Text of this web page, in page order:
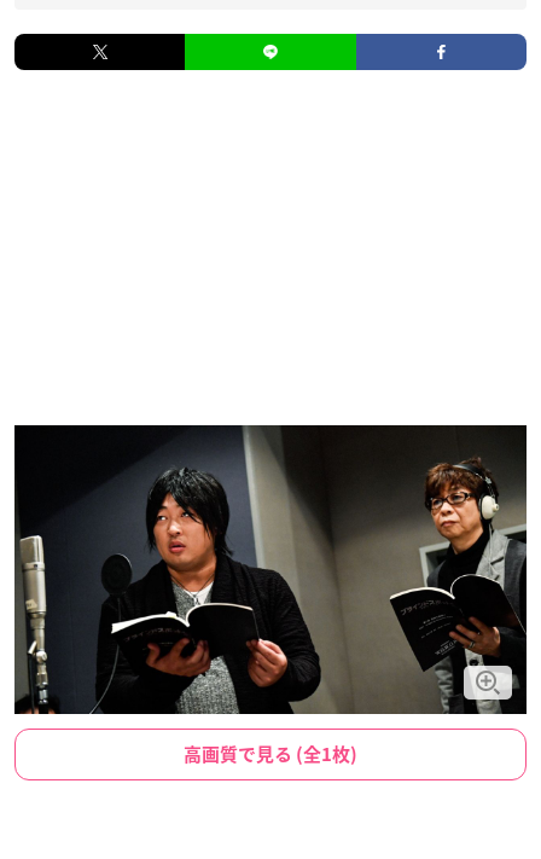
高画質で見る (全1枚)